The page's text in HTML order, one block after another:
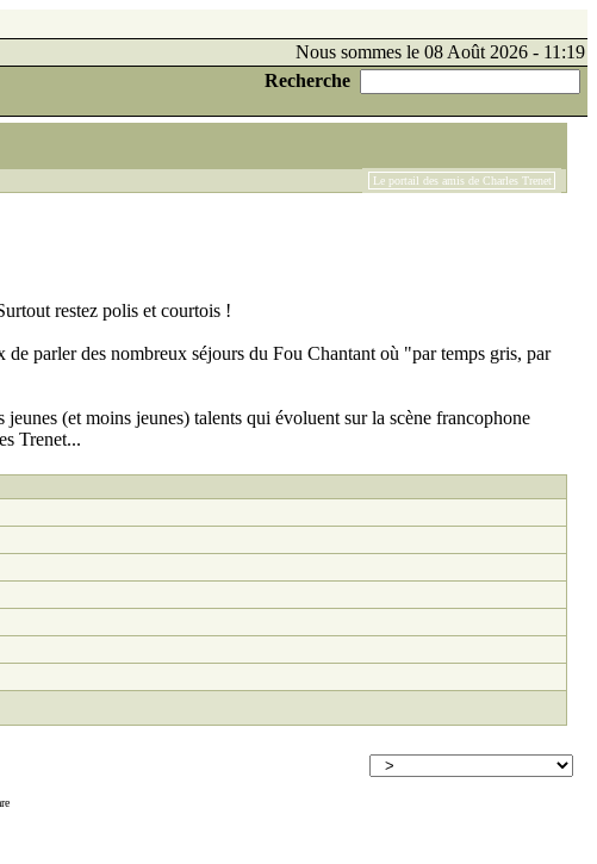
Nous sommes le 08 Août 2026 - 11:19
Recherche
Le portail des amis de Charles Trenet
restez polis et courtois !
parler des nombreux séjours du Fou Chantant où "par temps gris, par
(et moins jeunes) talents qui évoluent sur la scène francophone
Trenet...